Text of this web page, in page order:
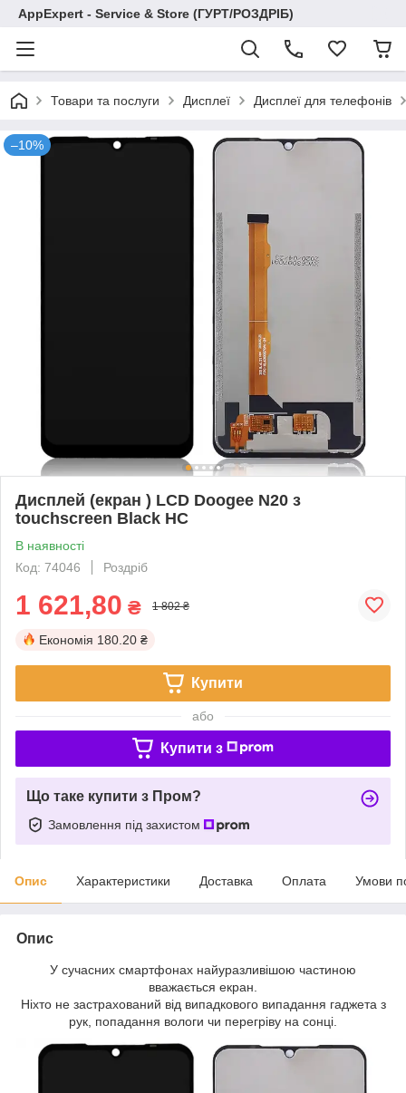
AppExpert - Service & Store (ГУРТ/РОЗДРІБ)
Товари та послуги Дисплеї Дисплеї для телефонів
–10%
Дисплей (екран ) LCD Doogee N20 з
touchscreen Black HC
В наявності
Код: 74046
Роздріб
1 621,80 ₴ 1 802 ₴
Економія 180.20 ₴
Купити
або
Купити з
Що таке купити з Пром?
Замовлення під захистом
Опис Характеристики Доставка Оплата Умови
Опис
У сучасних смартфонах найуразливішою частиною
вважається екран.
Ніхто не застрахований від випадкового випадання гаджета з
рук, попадання вологи чи перегріву на сонці.